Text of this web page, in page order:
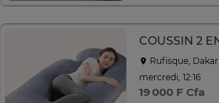
Rufisque, Dakar
mercredi, 12:16
19 000 F Cfa